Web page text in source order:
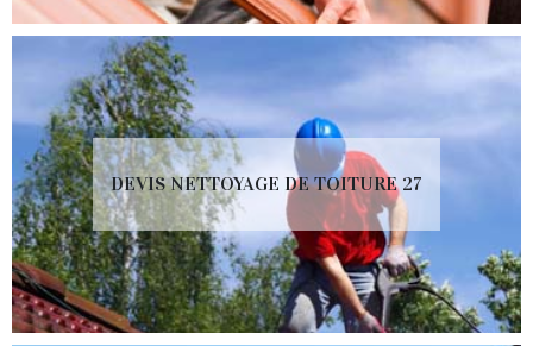
DEVIS NETTOYAGE DE TOITURE 27